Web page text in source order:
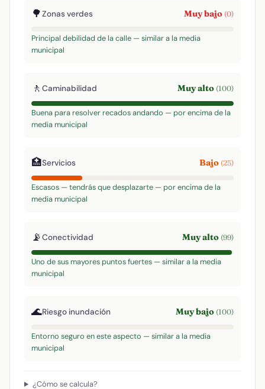
🌳Zonas verdes Muy bajo (0)
Principal debilidad de la calle — similar a la media
municipal
🚶 Caminabilidad Muy alto (100)
Buena para resolver recados andando — por encima de la
media municipal
🏥Servicios Bajo (25)
Escasos — tendrás que desplazarte — por encima de la
media municipal
📡Conectividad Muy alto (99)
Uno de sus mayores puntos fuertes — similar a la media
municipal
🌊Riesgo inundación Muy bajo (100)
Entorno seguro en este aspecto — similar a la media
municipal
¿Cómo se calcula?